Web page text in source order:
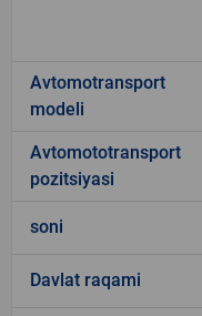
Avtomotransport
modeli
Avtomototransport
pozitsiyasi
soni
Davlat raqami